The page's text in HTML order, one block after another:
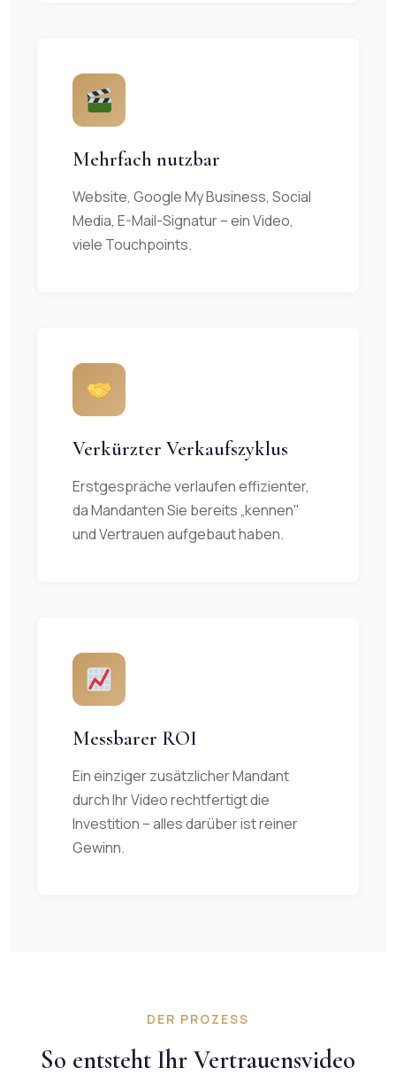
Mehrfach nutzbar
Website, Google My Business, Social
Media, E-Mail-Signatur – ein Video,
viele Touchpoints.
Verkürzter Verkaufszyklus
Erstgespräche verlaufen effizienter,
da Mandanten Sie bereits „kennen"
und Vertrauen aufgebaut haben.
Messbarer ROI
Ein einziger zusätzlicher Mandant
durch Ihr Video rechtfertigt die
Investition – alles darüber ist reiner
Gewinn.
DER PROZESS
So entsteht Ihr Vertrauensvideo